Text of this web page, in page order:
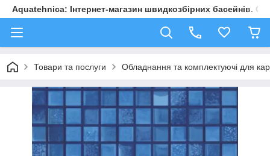
Aquatehnica: Інтернет-магазин швидкозбірних басейнів.
Товари та послуги Обладнання та комплектуючі для